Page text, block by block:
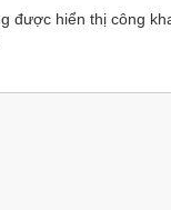
được hiển thị công